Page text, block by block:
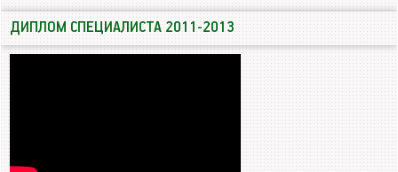
ДИПЛОМ СПЕЦИАЛИСТА 2011-2013